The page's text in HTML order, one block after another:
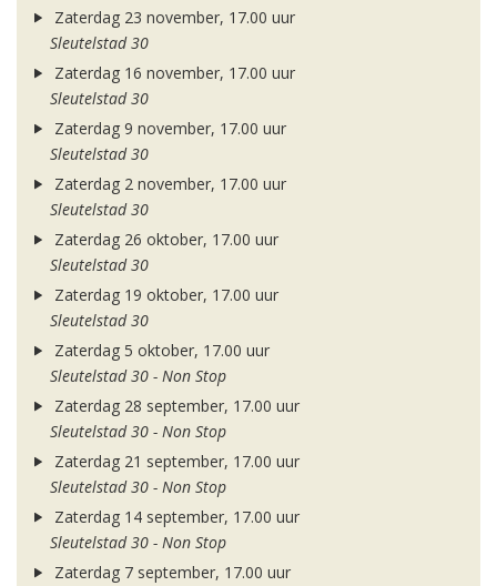
Zaterdag 23 november, 17.00 uur
Sleutelstad 30
Zaterdag 16 november, 17.00 uur
Sleutelstad 30
Zaterdag 9 november, 17.00 uur
Sleutelstad 30
Zaterdag 2 november, 17.00 uur
Sleutelstad 30
Zaterdag 26 oktober, 17.00 uur
Sleutelstad 30
Zaterdag 19 oktober, 17.00 uur
Sleutelstad 30
Zaterdag 5 oktober, 17.00 uur
Sleutelstad 30 - Non Stop
Zaterdag 28 september, 17.00 uur
Sleutelstad 30 - Non Stop
Zaterdag 21 september, 17.00 uur
Sleutelstad 30 - Non Stop
Zaterdag 14 september, 17.00 uur
Sleutelstad 30 - Non Stop
Zaterdag 7 september, 17.00 uur